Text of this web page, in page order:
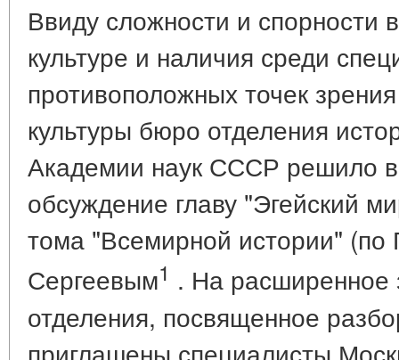
Ввиду сложности и спорности
культуре и наличия среди
противоположных точек
культуры бюро отделения
Академии наук СССР решило
обсуждение главу "Эгейский
тома "Всемирной истории"
Сергеевым1 . На расширенное
отделения, посвященное
приглашены специалисты